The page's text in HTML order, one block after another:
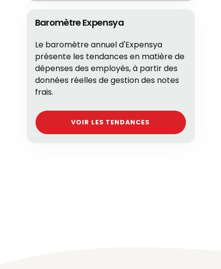
Baromètre Expensya
Le baromètre annuel d'Expensya
présente les tendances en matière de
dépenses des employés, à partir des
données réelles de gestion des notes
frais.
VOIR LES TENDANCES